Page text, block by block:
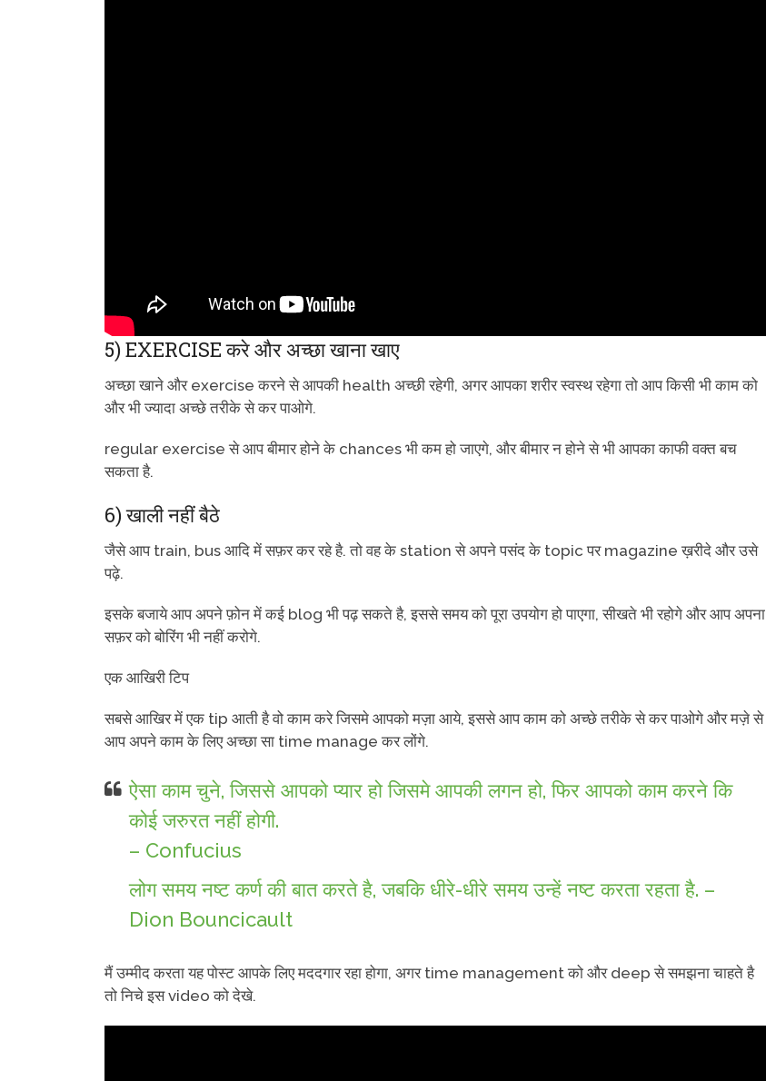
5) EXERCISE करे और अच्छा खाना खाए
अच्छा खाने और exercise करने से आपकी health अच्छी रहेगी, अगर आपका शरीर स्वस्थ रहेगा तो आप किसी भी काम को
और भी ज्यादा अच्छे तरीके से कर पाओगे.
regular exercise से आप बीमार होने के chances भी कम हो जाएगे, और बीमार न होने से भी आपका काफी वक्त बच
सकता है.
6) खाली नहीं बैठे
जैसे आप train, bus आदि में सफ़र कर रहे है. तो वह के station से अपने पसंद के topic पर magazine ख़रीदे और उसे
पढ़े.
इसके बजाये आप अपने फ़ोन में कई blog भी पढ़ सकते है, इससे समय को पूरा उपयोग हो पाएगा, सीखते भी रहोगे और आप अपना
सफ़र को बोरिंग भी नहीं करोगे.
एक आखिरी टिप
सबसे आखिर में एक tip आती है वो काम करे जिसमे आपको मज़ा आये, इससे आप काम को अच्छे तरीके से कर पाओगे और मज़े से
आप अपने काम के लिए अच्छा सा time manage कर लोंगे.
ऐसा काम चुने, जिससे आपको प्यार हो जिसमे आपकी लगन हो, फिर आपको काम करने कि
कोई जरुरत नहीं होगी.
– Confucius
लोग समय नष्ट कर्ण की बात करते है, जबकि धीरे-धीरे समय उन्हें नष्ट करता रहता है. –
Dion Bouncicault
मैं उम्मीद करता यह पोस्ट आपके लिए मददगार रहा होगा, अगर time management को और deep से समझना चाहते है
तो निचे इस video को देखे.